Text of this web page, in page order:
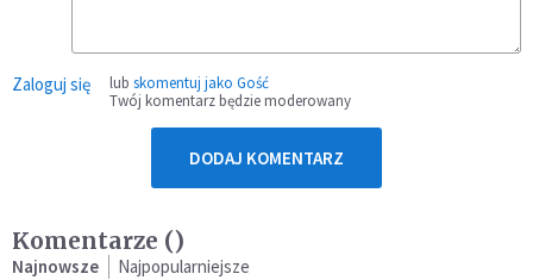
Zaloguj się lub skomentuj jako Gość
Twój komentarz będzie moderowany
DODAJ KOMENTARZ
Komentarze ()
Najnowsze Najpopularniejsze